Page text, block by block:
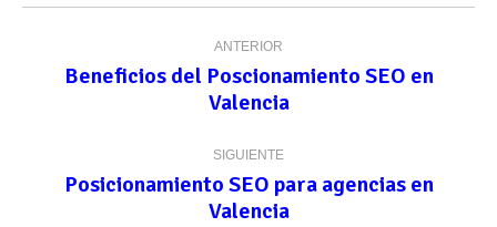
entre
publicaciones
ANTERIOR
Publicación
anterior:
Beneficios del Poscionamiento SEO en
Valencia
SIGUIENTE
Publicación
siguiente:
Posicionamiento SEO para agencias en
Valencia